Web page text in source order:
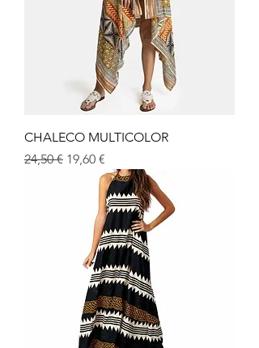
CHALECO MULTICOLOR
Prix original
24,50 € Prix promotionnel
19,60 €